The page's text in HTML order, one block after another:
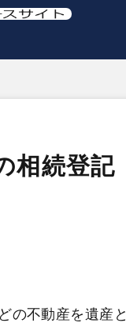
相続登
の不動産を遺産